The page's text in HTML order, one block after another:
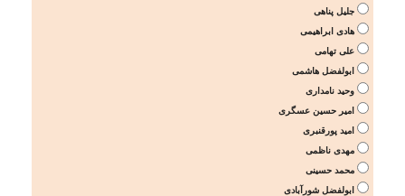
جلیل پناهی
هادی ابراهیمی
علی تهامی
ابولفضل هاشمی
وحید نامداری
امیر حسین عسگری
امید پورقنبری
مهدی ناظمی
محمد حسینی
ابولفضل شورآبادی